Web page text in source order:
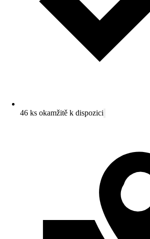
46 ks okamžitě k dispozici